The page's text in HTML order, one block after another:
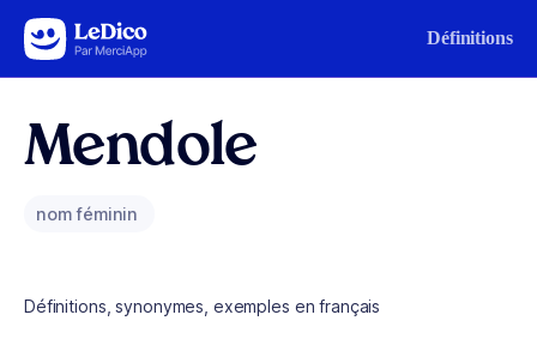
Aller au contenu Définitions
Mendole
nom féminin
Définitions, synonymes, exemples en français